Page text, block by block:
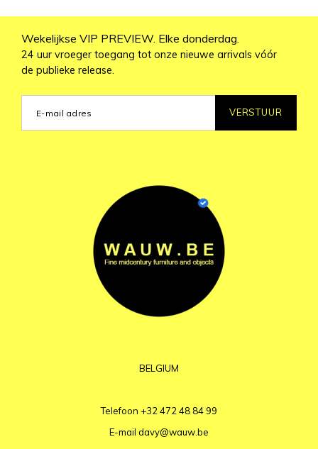
Wekelijkse VIP PREVIEW. Elke donderdag.
24 uur vroeger toegang tot onze nieuwe arrivals vóór
de publieke release.
VERSTUUR
BELGIUM
Telefoon +32 472 48 84 99
E-mail davy@wauw.be